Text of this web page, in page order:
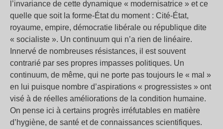
l’invariance de cette dynamique « modernisatrice » et ce
quelle que soit la forme-État du moment : Cité-État,
royaume, empire, démocratie libérale ou république dite
« socialiste ». Un continuum qui n’a rien de linéaire.
Innervé de nombreuses résistances, il est souvent
contrarié par ses propres impasses politiques. Un
continuum, de même, qui ne porte pas toujours le « mal »
en lui puisque nombre d’aspirations « progressistes » ont
visé à de réelles améliorations de la condition humaine.
On pense ici à certains progrès irréfutables en matière
d’hygiène, de santé et de connaissances scientifiques.